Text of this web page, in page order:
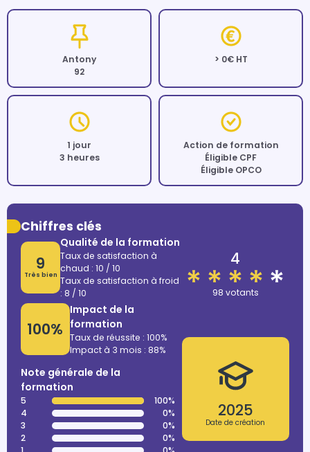
Antony
92
> 0€ HT
1 jour
3 heures
Action de formation
Éligible CPF
Éligible OPCO
Chiffres clés
9
Très bien
Qualité de la formation
Taux de satisfaction à
chaud : 10 / 10
Taux de satisfaction à froid
: 8 / 10
100%
Impact de la
formation
Taux de réussite : 100%
Impact à 3 mois : 88%
Note générale de la
formation
5
100%
4
0%
3
0%
2
0%
4
98 votants
2025
Date de création